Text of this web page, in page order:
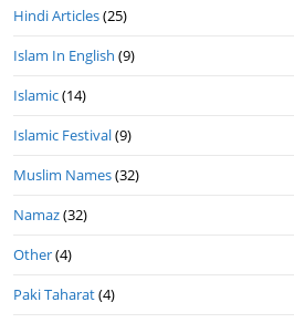
Hindi Articles(25)
Islam In English (9)
Islamic(14)
Islamic Festival(9)
Muslim Names(32)
Namaz(32)
Other(4)
Paki Taharat(4)